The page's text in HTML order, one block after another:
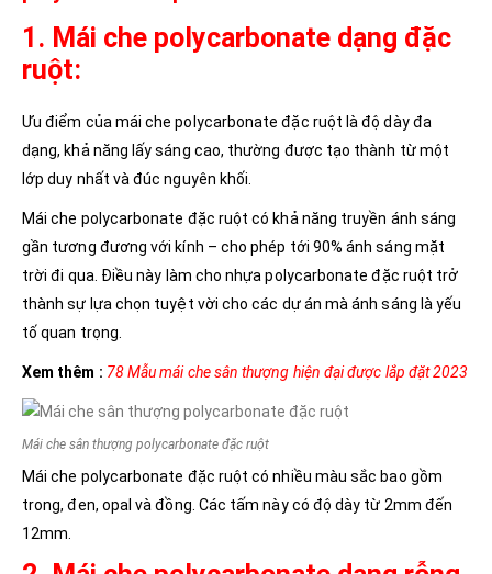
1. Mái che polycarbonate dạng đặc
ruột:
Ưu điểm của mái che polycarbonate đặc ruột là độ dày đa
dạng, khả năng lấy sáng cao, thường được tạo thành từ một
lớp duy nhất và đúc nguyên khối.
Mái che polycarbonate đặc ruột có khả năng truyền ánh sáng
gần tương đương với kính – cho phép tới 90% ánh sáng mặt
trời đi qua. Điều này làm cho nhựa polycarbonate đặc ruột trở
thành sự lựa chọn tuyệt vời cho các dự án mà ánh sáng là yếu
tố quan trọng.
Xem thêm : 78 Mẫu mái che sân thượng hiện đại được lắp đặt 2023
Mái che sân thượng polycarbonate đặc ruột
Mái che polycarbonate đặc ruột có nhiều màu sắc bao gồm
trong, đen, opal và đồng. Các tấm này có độ dày từ 2mm đến
12mm.